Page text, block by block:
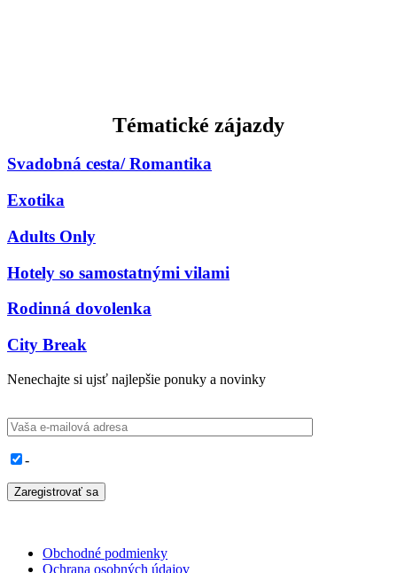
Tématické zájazdy
Svadobná cesta/ Romantika
Exotika
Adults Only
Hotely so samostatnými vilami
Rodinná dovolenka
City Break
Nenechajte si ujsť najlepšie ponuky a novinky
-
Obchodné podmienky
Ochrana osobných údajov